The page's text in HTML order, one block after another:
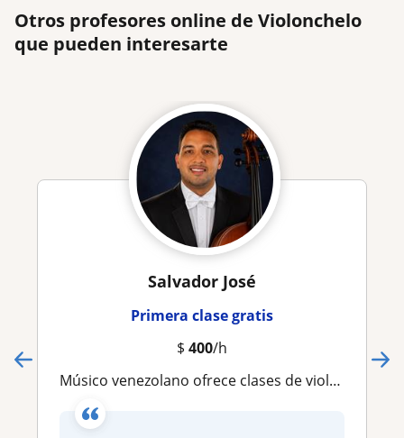
Otros profesores online de Violonchelo
que pueden interesarte
Salvador José
Primera clase gratis
$ 400/h
Músico venezolano ofrece clases de violoncello para todos los niveles a partir de los 10 años de edad